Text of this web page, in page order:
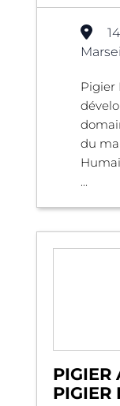
Pigier
du
...
PIGIER